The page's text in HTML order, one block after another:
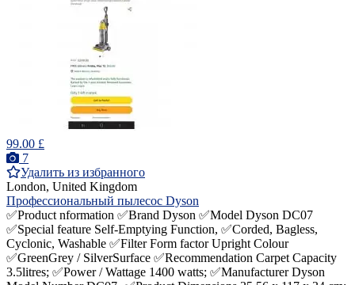
99.00 £
7
Удалить из избранного
London, United Kingdom
Профессиональный пылесос Dyson
✅Product nformation ✅Brand‎ Dyson ✅Model Dyson DC07
✅Special feature‎ Self-Emptying Function, ✅Corded, Bagless,
Cyclonic, Washable ✅Filter Form factor Upright Colour‎
✅GreenGrey / SilverSurface ✅Recommendation‎ Carpet Capacity‎
3.5litres; ✅Power / Wattage‎ 1400 watts; ✅Manufacturer‎ Dyson